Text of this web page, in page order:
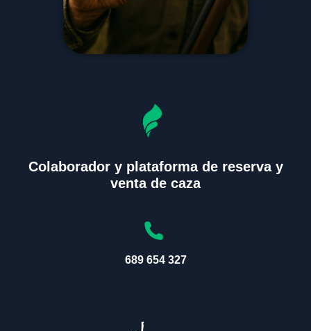
Colaborador y plataforma de reserva y
venta de caza
689 654 327